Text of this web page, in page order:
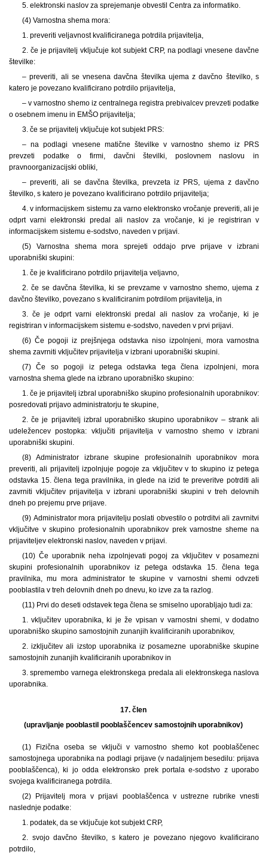
5. elektronski naslov za sprejemanje obvestil Centra za informatiko.
(4) Varnostna shema mora:
1. preveriti veljavnost kvalificiranega potrdila prijavitelja,
2. če je prijavitelj vključuje kot subjekt CRP, na podlagi vnesene davčne
številke:
– preveriti, ali se vnesena davčna številka ujema z davčno številko, s
katero je povezano kvalificirano potrdilo prijavitelja,
– v varnostno shemo iz centralnega registra prebivalcev prevzeti podatke
o osebnem imenu in EMŠO prijavitelja;
3. če se prijavitelj vključuje kot subjekt PRS:
– na podlagi vnesene matične številke v varnostno shemo iz PRS
prevzeti podatke o firmi, davčni številki, poslovnem naslovu in
pravnoorganizacijski obliki,
– preveriti, ali se davčna številka, prevzeta iz PRS, ujema z davčno
številko, s katero je povezano kvalificirano potrdilo prijavitelja;
4. v informacijskem sistemu za varno elektronsko vročanje preveriti, ali je
odprt varni elektronski predal ali naslov za vročanje, ki je registriran v
informacijskem sistemu e-sodstvo, naveden v prijavi.
(5) Varnostna shema mora sprejeti oddajo prve prijave v izbrani
uporabniški skupini:
1. če je kvalificirano potrdilo prijavitelja veljavno,
2. če se davčna številka, ki se prevzame v varnostno shemo, ujema z
davčno številko, povezano s kvalificiranim potrdilom prijavitelja, in
3. če je odprt varni elektronski predal ali naslov za vročanje, ki je
registriran v informacijskem sistemu e-sodstvo, naveden v prvi prijavi.
(6) Če pogoji iz prejšnjega odstavka niso izpolnjeni, mora varnostna
shema zavrniti vključitev prijavitelja v izbrani uporabniški skupini.
(7) Če so pogoji iz petega odstavka tega člena izpolnjeni, mora
varnostna shema glede na izbrano uporabniško skupino:
1. če je prijavitelj izbral uporabniško skupino profesionalnih uporabnikov:
posredovati prijavo administratorju te skupine,
2. če je prijavitelj izbral uporabniško skupino uporabnikov – strank ali
udeležencev postopka: vključiti prijavitelja v varnostno shemo v izbrani
uporabniški skupini.
(8) Administrator izbrane skupine profesionalnih uporabnikov mora
preveriti, ali prijavitelj izpolnjuje pogoje za vključitev v to skupino iz petega
odstavka 15. člena tega pravilnika, in glede na izid te preveritve potrditi ali
zavrniti vključitev prijavitelja v izbrani uporabniški skupini v treh delovnih
dneh po prejemu prve prijave.
(9) Administrator mora prijavitelju poslati obvestilo o potrditvi ali zavrnitvi
vključitve v skupino profesionalnih uporabnikov prek varnostne sheme na
prijaviteljev elektronski naslov, naveden v prijavi.
(10) Če uporabnik neha izpolnjevati pogoj za vključitev v posamezni
skupini profesionalnih uporabnikov iz petega odstavka 15. člena tega
pravilnika, mu mora administrator te skupine v varnostni shemi odvzeti
pooblastila v treh delovnih dneh po dnevu, ko izve za ta razlog.
(11) Prvi do deseti odstavek tega člena se smiselno uporabljajo tudi za:
1. vključitev uporabnika, ki je že vpisan v varnostni shemi, v dodatno
uporabniško skupino samostojnih zunanjih kvalificiranih uporabnikov,
2. izključitev ali izstop uporabnika iz posamezne uporabniške skupine
samostojnih zunanjih kvalificiranih uporabnikov in
3. spremembo varnega elektronskega predala ali elektronskega naslova
uporabnika.
17. člen
(upravljanje pooblastil pooblaščencev samostojnih uporabnikov)
(1) Fizična oseba se vključi v varnostno shemo kot pooblaščenec
samostojnega uporabnika na podlagi prijave (v nadaljnjem besedilu: prijava
pooblaščenca), ki jo odda elektronsko prek portala e-sodstvo z uporabo
svojega kvalificiranega potrdila.
(2) Prijavitelj mora v prijavi pooblaščenca v ustrezne rubrike vnesti
naslednje podatke:
1. podatek, da se vključuje kot subjekt CRP,
2. svojo davčno številko, s katero je povezano njegovo kvalificirano
potrdilo,